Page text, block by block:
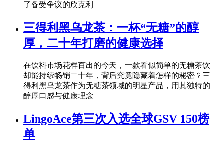
了备受争议的欣克利
三得利黑乌龙茶：一杯“无糖”的醇
厚，二十年打磨的健康选择
在饮料市场花样百出的今天，一款看似简单的无糖茶饮
却能持续畅销二十年，背后究竟隐藏着怎样的秘密？三
得利黑乌龙茶作为无糖茶领域的明星产品，用其独特的
醇厚口感与健康理念
LingoAce第三次入选全球GSV 150榜
单